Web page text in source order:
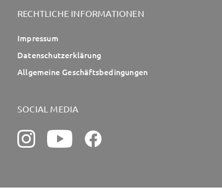
RECHTLICHE INFORMATIONEN
Impressum
Datenschutzerklärung
Allgemeine Geschäftsbedingungen
SOCIAL MEDIA